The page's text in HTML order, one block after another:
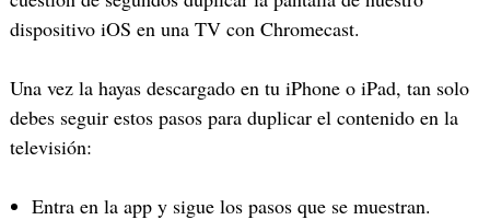
dispositivo iOS en una TV con Chromecast.
Una vez la hayas descargado en tu iPhone o iPad, tan solo
debes seguir estos pasos para duplicar el contenido en la
televisión:
Entra en la app y sigue los pasos que se muestran.